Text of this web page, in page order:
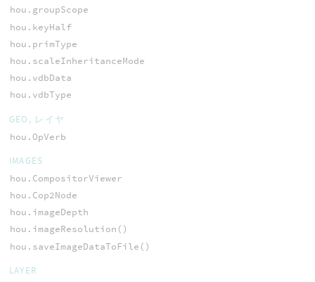
hou.groupScope
hou.keyHalf
hou.primType
hou.scaleInheritanceMode
hou.vdbData
hou.vdbType
GEO, レイヤ
hou.OpVerb
IMAGES
hou.CompositorViewer
hou.Cop2Node
hou.imageDepth
hou.imageResolution()
hou.saveImageDataToFile()
LAYER